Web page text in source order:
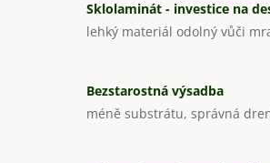
Sklolaminát - investice na
lehký materiál odolný vůči
Bezstarostná výsadba
méně substrátu, správná